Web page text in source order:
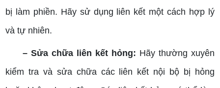
bị làm phiền. Hãy sử dụng liên kết một cách hợp lý
và tự nhiên.
– Sửa chữa liên kết hỏng: Hãy thường xuyên
kiểm tra và sửa chữa các liên kết nội bộ bị hỏng